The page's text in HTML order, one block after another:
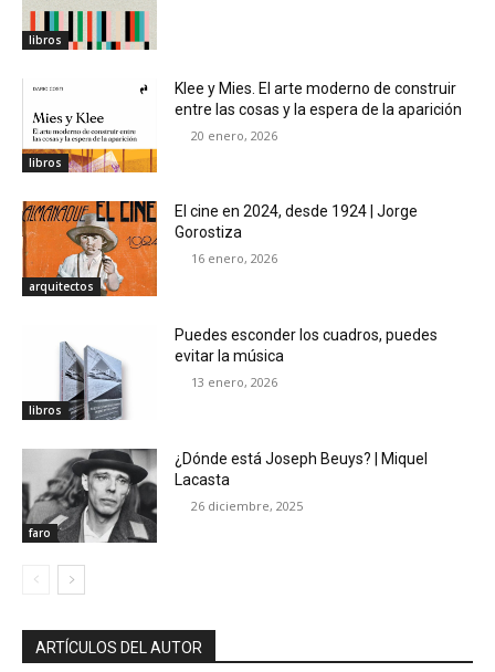
libros
libros
Klee y Mies. El arte moderno de construir
entre las cosas y la espera de la aparición
20 enero, 2026
arquitectos
El cine en 2024, desde 1924 | Jorge
Gorostiza
16 enero, 2026
libros
Puedes esconder los cuadros, puedes
evitar la música
13 enero, 2026
faro
¿Dónde está Joseph Beuys? | Miquel
Lacasta
26 diciembre, 2025
ARTÍCULOS DEL AUTOR